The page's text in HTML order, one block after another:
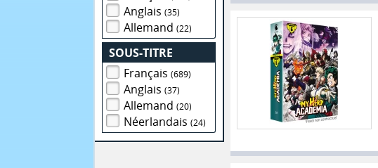
Anglais(35)
Allemand(22)
SOUS-TITRE
Français(689)
Anglais(37)
Allemand(20)
Néerlandais(24)